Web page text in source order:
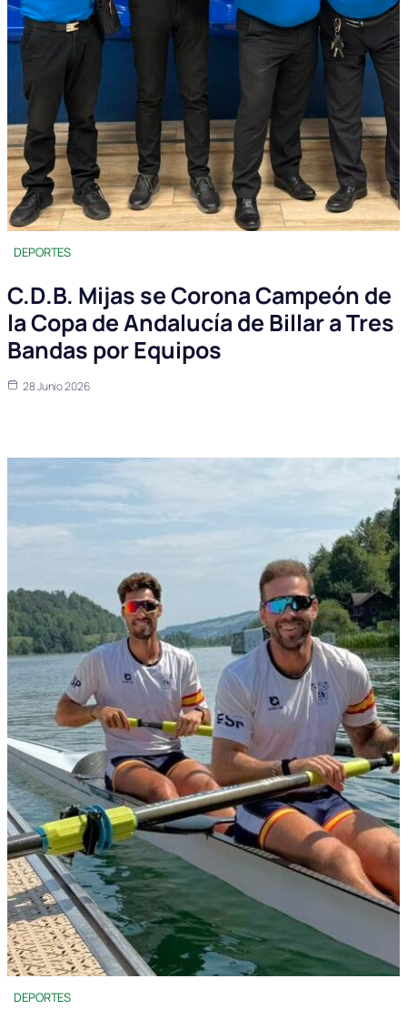
DEPORTES
C.D.B. Mijas se Corona Campeón de
la Copa de Andalucía de Billar a Tres
Bandas por Equipos
28 Junio 2026
DEPORTES